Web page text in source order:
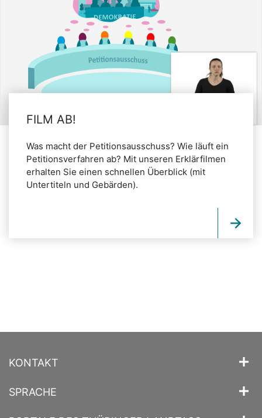
FILM AB!
Was macht der Petitionsausschuss? Wie läuft ein
Petitionsverfahren ab? Mit unseren Erklärfilmen
erhalten Sie einen schnellen Überblick (mit
Untertiteln und Gebärden).
KONTAKT
SPRACHE